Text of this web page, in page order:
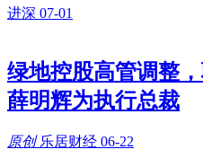
进深 07-01
绿地控股高管调整，
薛明辉为执行总裁
原创 乐居财经 06-22